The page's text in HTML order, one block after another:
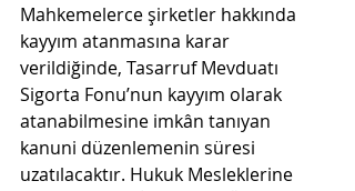
Mahkemelerce şirketler hakkında
kayyım atanmasına karar
verildiğinde, Tasarruf Mevduatı
Sigorta Fonu’nun kayyım olarak
atanabilmesine imkân tanıyan
kanuni düzenlemenin süresi
uzatılacaktır. Hukuk Mesleklerine